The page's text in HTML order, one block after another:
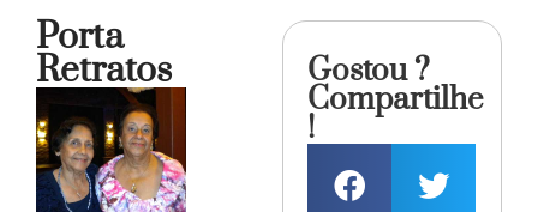
Porta
Retratos Gostou ?
Compartilhe
!